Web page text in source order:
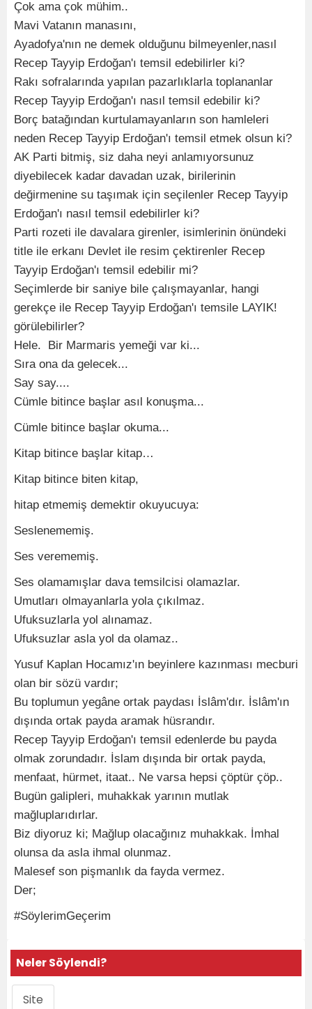
Çok ama çok mühim..
Mavi Vatanın manasını,
Ayadofya'nın ne demek olduğunu bilmeyenler,nasıl
Recep Tayyip Erdoğan'ı temsil edebilirler ki?
Rakı sofralarında yapılan pazarlıklarla toplananlar
Recep Tayyip Erdoğan'ı nasıl temsil edebilir ki?
Borç batağından kurtulamayanların son hamleleri
neden Recep Tayyip Erdoğan'ı temsil etmek olsun ki?
AK Parti bitmiş, siz daha neyi anlamıyorsunuz
diyebilecek kadar davadan uzak, birilerinin
değirmenine su taşımak için seçilenler Recep Tayyip
Erdoğan'ı nasıl temsil edebilirler ki?
Parti rozeti ile davalara girenler, isimlerinin önündeki
title ile erkanı Devlet ile resim çektirenler Recep
Tayyip Erdoğan'ı temsil edebilir mi?
Seçimlerde bir saniye bile çalışmayanlar, hangi
gerekçe ile Recep Tayyip Erdoğan'ı temsile LAYIK!
görülebilirler?
Hele. Bir Marmaris yemeği var ki...
Sıra ona da gelecek...
Say say....
Cümle bitince başlar asıl konuşma...
Cümle bitince başlar okuma...
Kitap bitince başlar kitap…
Kitap bitince biten kitap,
hitap etmemiş demektir okuyucuya:
Seslenememiş.
Ses verememiş.
Ses olamamışlar dava temsilcisi olamazlar.
Umutları olmayanlarla yola çıkılmaz.
Ufuksuzlarla yol alınamaz.
Ufuksuzlar asla yol da olamaz..
Yusuf Kaplan Hocamız'ın beyinlere kazınması mecburi
olan bir sözü vardır;
Bu toplumun yegâne ortak paydası İslâm'dır. İslâm'ın
dışında ortak payda aramak hüsrandır.
Recep Tayyip Erdoğan'ı temsil edenlerde bu payda
olmak zorundadır. İslam dışında bir ortak payda,
menfaat, hürmet, itaat.. Ne varsa hepsi çöptür çöp..
Bugün galipleri, muhakkak yarının mutlak
mağluplarıdırlar.
Biz diyoruz ki; Mağlup olacağınız muhakkak. İmhal
olunsa da asla ihmal olunmaz.
Malesef son pişmanlık da fayda vermez.
Der;
#SöylerimGeçerim
Neler Söylendi?
Site